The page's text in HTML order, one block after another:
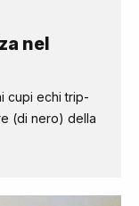
nel
cupi echi trip-
(di nero) della